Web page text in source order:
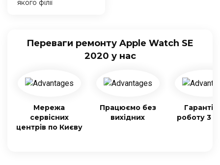
якого філії
Переваги ремонту Apple Watch SE
2020 у нас
Мережа
сервісних
центрів по Києву
Працюємо без
вихідних
Гарантія
роботу 3